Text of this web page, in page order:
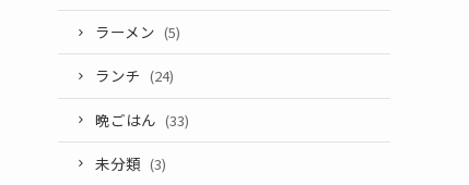
ラーメン (5)
ランチ (24)
晩ごはん (33)
未分類 (3)